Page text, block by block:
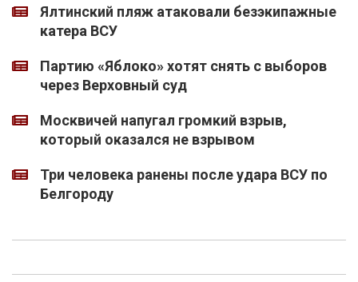
Ялтинский пляж атаковали безэкипажные
катера ВСУ
Партию «Яблоко» хотят снять с выборов
через Верховный суд
Москвичей напугал громкий взрыв,
который оказался не взрывом
Три человека ранены после удара ВСУ по
Белгороду